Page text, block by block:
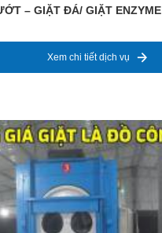
– GIẶT ĐÁ/ GIẶT ENZYME
Xem chi tiết dịch vụ